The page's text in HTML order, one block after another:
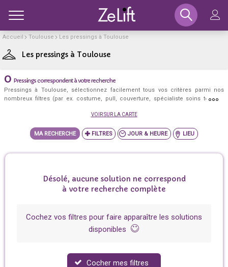
Accueil Toulouse Les pressings à Toulouse
Les pressings à Toulouse
+ −
0 Pressings correspondent à votre recherche
Pressings à Toulouse, sélectionnez facilement tous vos critères parmi nos
nombreux filtres (par ex. costume, pull, couverture, spécialiste soins textiles,
19h, ...) et découvrez les meilleurs pressings à Toulouse qui correspondent
VOIR SUR LA CARTE
MA RECHERCHE JOUR & HEURE LIEU
Désolé, aucune solution ne correspond
à votre recherche complète
Cochez vos filtres pour faire apparaître les solutions
disponibles
Cocher mes filtres